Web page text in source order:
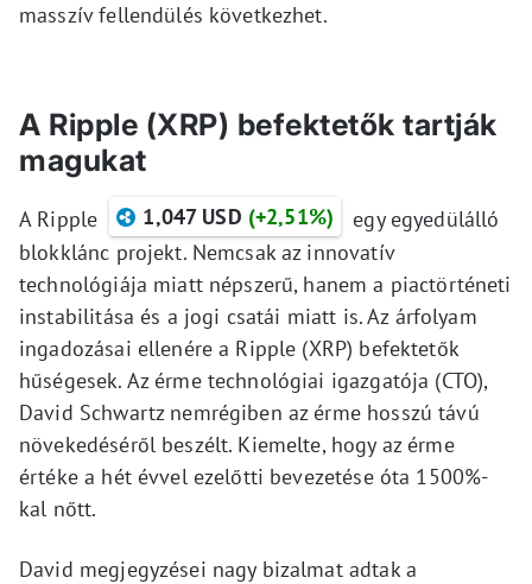
masszív fellendülés következhet.
A Ripple (XRP) befektetők tartják
magukat
A Ripple 1,047 USD (+2,51%)
egy egyedülálló
blokklánc projekt. Nemcsak az innovatív
technológiája miatt népszerű, hanem a piactörténeti
instabilitása és a jogi csatái miatt is. Az árfolyam
ingadozásai ellenére a Ripple (XRP) befektetők
hűségesek. Az érme technológiai igazgatója (CTO),
David Schwartz nemrégiben az érme hosszú távú
növekedéséről beszélt. Kiemelte, hogy az érme
értéke a hét évvel ezelőtti bevezetése óta 1500%-
kal nőtt.
David megjegyzései nagy bizalmat adtak a